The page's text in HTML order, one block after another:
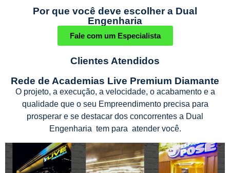
Por que você deve escolher a Dual
Engenharia
Fale com um Especialista
Clientes Atendidos
Rede de Academias Live Premium Diamante
O projeto, a execução, a velocidade, o acabamento e a
qualidade que o seu Empreendimento precisa para
prosperar e se destacar dos concorrentes a Dual
Engenharia tem para atender você.